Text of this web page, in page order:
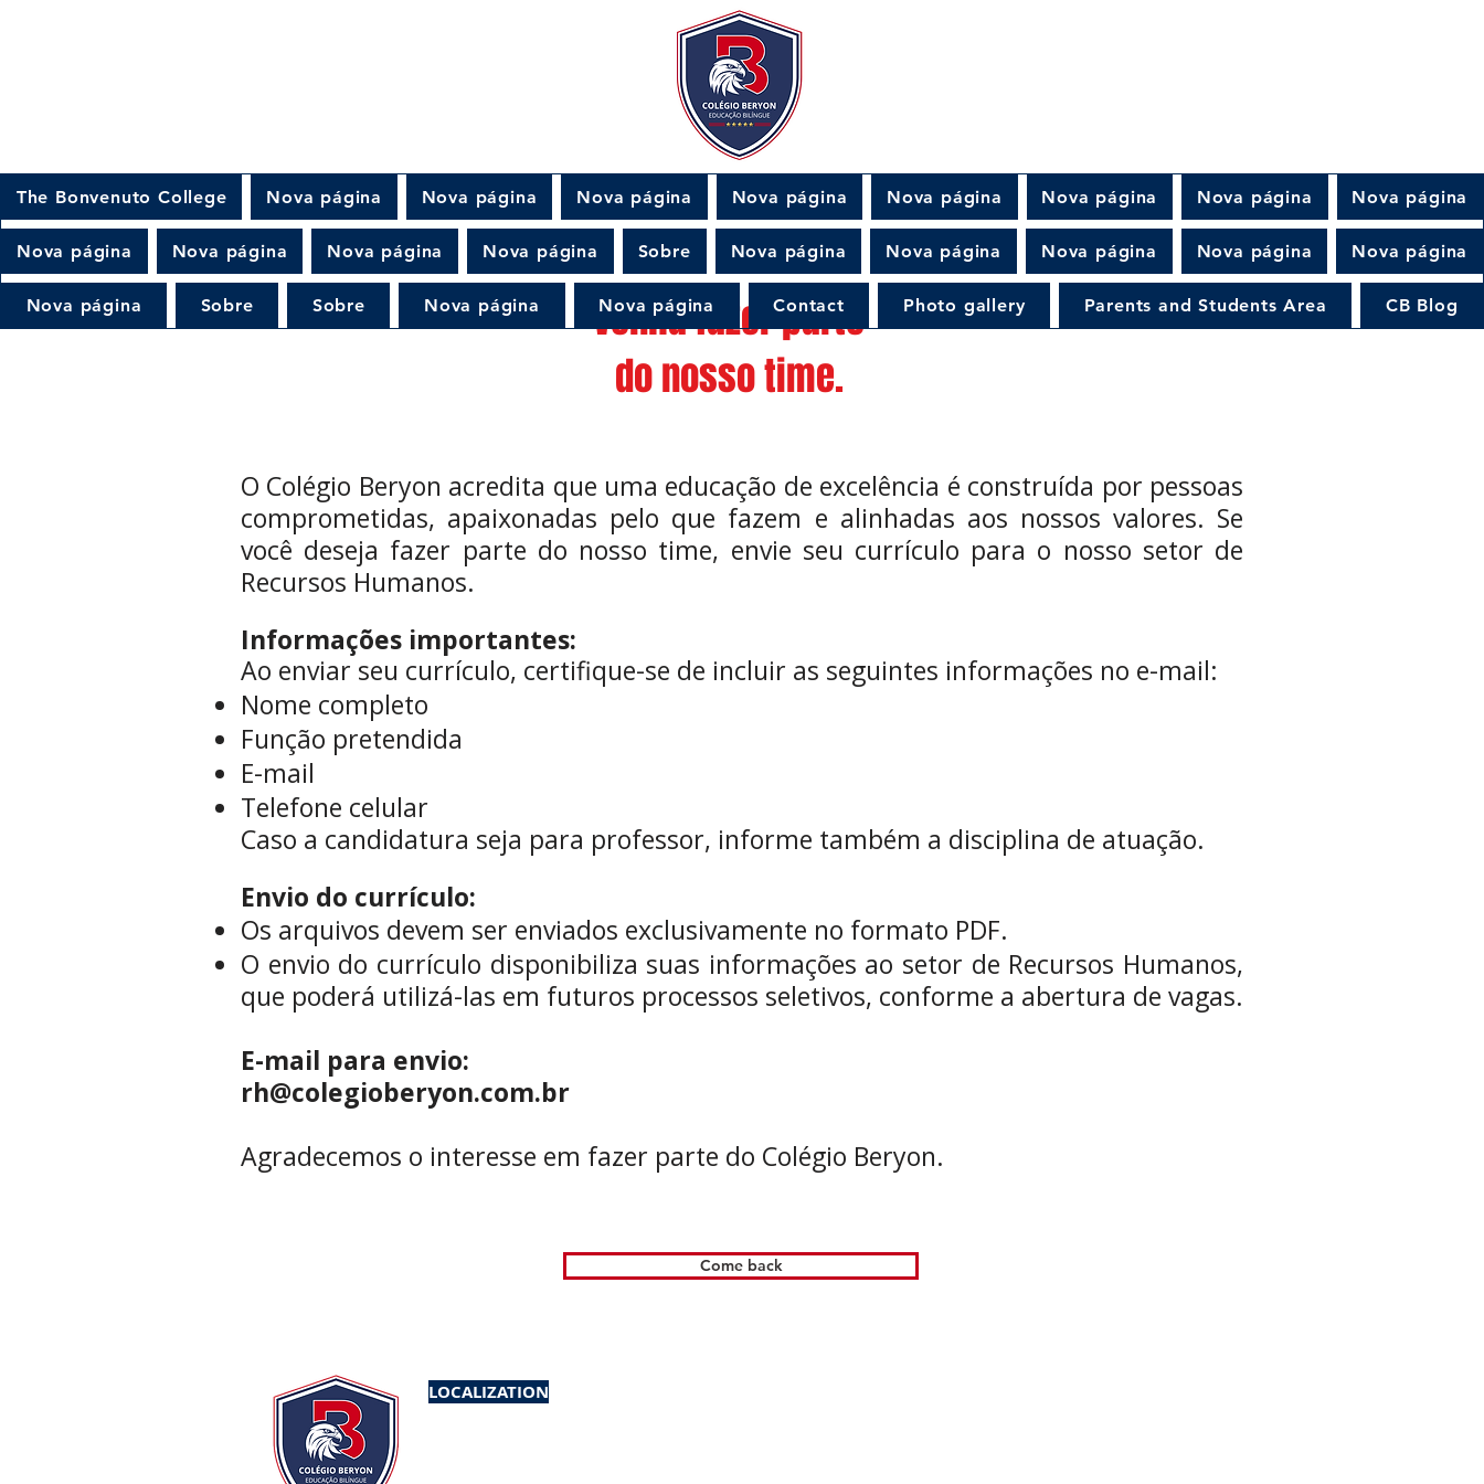
Venha fazer parte
do nosso time.
O Colégio Beryon acredita que uma educação de excelência é construída por pessoas
comprometidas, apaixonadas pelo que fazem e alinhadas aos nossos valores. Se
você deseja fazer parte do nosso time, envie seu currículo para o nosso setor de
Recursos Humanos.
Informações importantes:
Ao enviar seu currículo, certifique-se de incluir as seguintes informações no e-mail:
Nome completo
Função pretendida
E-mail
Telefone celular
Caso a candidatura seja para professor, informe também a disciplina de atuação.
Envio do currículo:
Os arquivos devem ser enviados exclusivamente no formato PDF.
O envio do currículo disponibiliza suas informações ao setor de Recursos Humanos,
que poderá utilizá-las em futuros processos seletivos, conforme a abertura de vagas.
E-mail para envio:
rh@colegioberyon.com.br
Agradecemos o interesse em fazer parte do Colégio Beryon.
Come back
The Bonvenuto College Nova página Nova página Nova página Nova página Nova página Nova página Nova página Nova página
Nova página Nova página Nova página Nova página Sobre Nova página Nova página Nova página Nova página Nova página
Nova página Sobre Sobre Nova página Nova página Contact Photo gallery Parents and Students Area CB Blog
LOCALIZATION